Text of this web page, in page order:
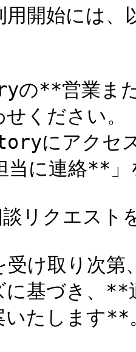
開始には、
**営業また
ください。
にアクセ
当に連絡**
受け取り次
に基づき、**
いたします**